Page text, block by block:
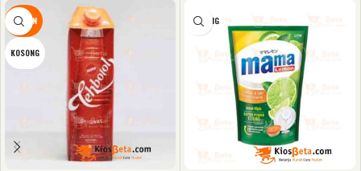
DISKON
KOSONG
KOSONG